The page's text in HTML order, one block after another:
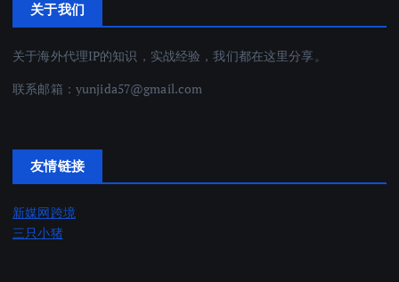
关于我们
关于海外代理IP的知识，实战经验，我们都在这里分享。
联系邮箱： yunjida57@gmail.com
友情链接
新媒网跨境
三只小猪